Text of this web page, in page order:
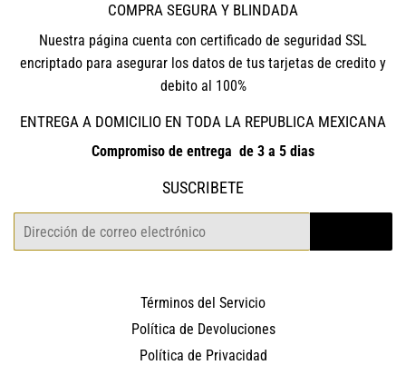
COMPRA SEGURA Y BLINDADA
Nuestra página cuenta con certificado de seguridad SSL
encriptado para asegurar los datos de tus tarjetas de credito y
debito al 100%
ENTREGA A DOMICILIO EN TODA LA REPUBLICA MEXICANA
Compromiso de entrega de 3 a 5 dias
SUSCRIBETE
Correo
Términos del Servicio
Política de Devoluciones
Política de Privacidad